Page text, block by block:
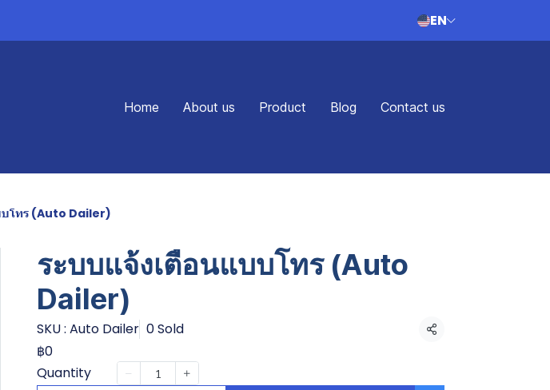
EN
Home About us Product Blog Contact us
บโทร (Auto Dailer)
ระบบแจ้งเตือนแบบโทร (Auto
Dailer)
SKU : Auto Dailer 0 Sold
Share
฿0
Quantity